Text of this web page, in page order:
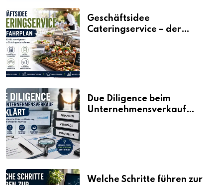
Geschäftsidee
Cateringservice – der
Due Diligence beim
Unternehmensverkauf
Welche Schritte führen zur